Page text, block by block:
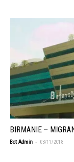
BIRMANIE –
Bot Admin - 03/11/2018